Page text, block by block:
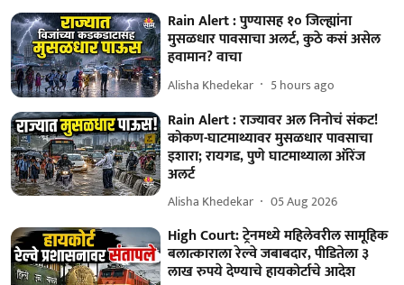
Rain Alert : पुण्यासह १० जिल्ह्यांना
मुसळधार पावसाचा अलर्ट, कुठे कसं असेल
हवामान? वाचा
Alisha Khedekar 5 hours ago
Rain Alert : राज्यावर अल निनोचं संकट!
कोकण-घाटमाथ्यावर मुसळधार पावसाचा
इशारा; रायगड, पुणे घाटमाथ्याला ऑरेंज
अलर्ट
Alisha Khedekar 05 Aug 2026
High Court: ट्रेनमध्ये महिलेवरील सामूहिक
बलात्काराला रेल्वे जबाबदार, पीडितेला ३
लाख रुपये देण्याचे हायकोर्टाचे आदेश